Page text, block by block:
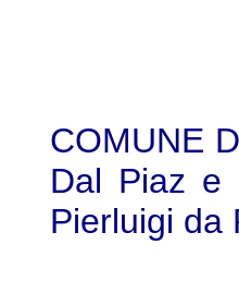
COMUNE
Dal Piaz e
Pierluigi da